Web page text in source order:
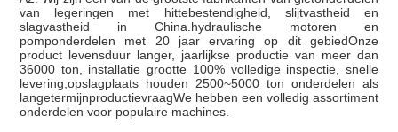
van legeringen met hittebestendigheid, slijtvastheid en
slagvastheid in China.hydraulische motoren en
pomponderdelen met 20 jaar ervaring op dit gebiedOnze
product levensduur langer, jaarlijkse productie van meer dan
36000 ton, installatie grootte 100% volledige inspectie, snelle
levering,opslagplaats houden 2500~5000 ton onderdelen als
langetermijnproductievraagWe hebben een volledig assortiment
onderdelen voor populaire machines.